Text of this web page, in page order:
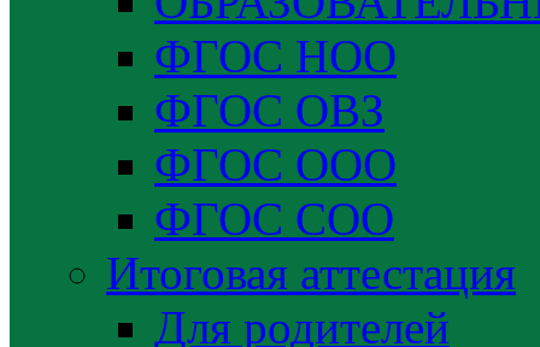
ФГОС НОО
ФГОС ОВЗ
ФГОС ООО
ФГОС СОО
Итоговая аттестация
Для родителей